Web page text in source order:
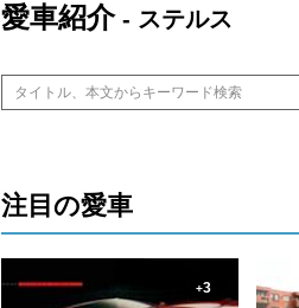
愛車紹介- ステルス
注目の愛車
+3